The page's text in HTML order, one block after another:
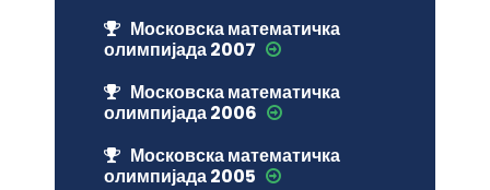
Московска математичка
олимпијада 2007
Московска математичка
олимпијада 2006
Московска математичка
олимпијада 2005